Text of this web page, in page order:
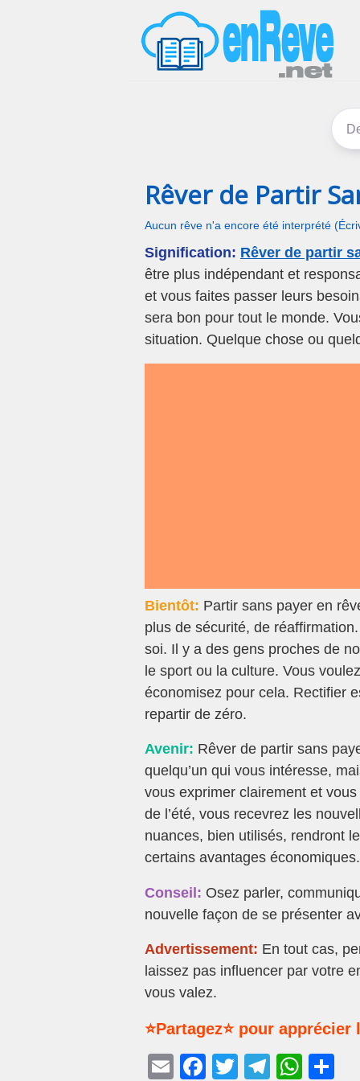
Rêver de Partir
Aucun rêve n'a encore été interprété
Signification: Rêver de partir
être plus indépendant et
et vous faites passer leurs
sera bon pour tout le monde.
situation. Quelque chose ou
Bientôt: Partir sans payer en
plus de sécurité, de
soi. Il y a des gens proches de
le sport ou la culture. Vous
économisez pour cela. Rectifier
repartir de zéro.
Avenir: Rêver de partir sans
quelqu’un qui vous intéresse,
vous exprimer clairement et
de l’été, vous recevrez les
nuances, bien utilisés, rendront
certains avantages économiques.
Conseil: Osez parler,
nouvelle façon de se présenter
Advertissement: En tout cas,
laissez pas influencer par votre
vous valez.
⭐Partagez⭐ pour
E
F
T
T
W